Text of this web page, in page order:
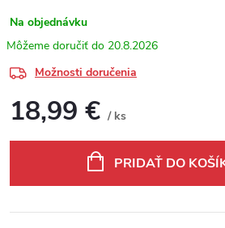
Na objednávku
20.8.2026
Možnosti doručenia
18,99 € / ks
PRIDAŤ DO